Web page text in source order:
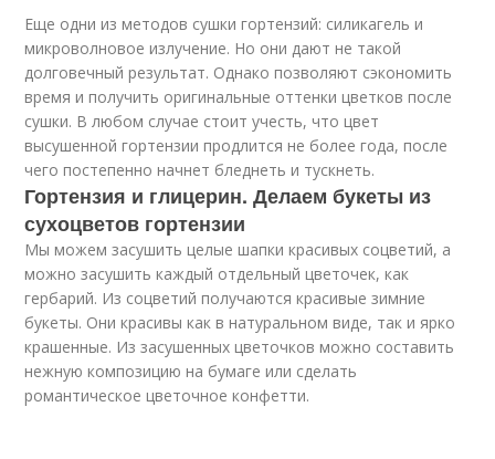
Еще одни из методов сушки гортензий: силикагель и
микроволновое излучение. Но они дают не такой
долговечный результат. Однако позволяют сэкономить
время и получить оригинальные оттенки цветков после
сушки. В любом случае стоит учесть, что цвет
высушенной гортензии продлится не более года, после
чего постепенно начнет бледнеть и тускнеть.
Гортензия и глицерин. Делаем букеты из
сухоцветов гортензии
Мы можем засушить целые шапки красивых соцветий, а
можно засушить каждый отдельный цветочек, как
гербарий. Из соцветий получаются красивые зимние
букеты. Они красивы как в натуральном виде, так и ярко
крашенные. Из засушенных цветочков можно составить
нежную композицию на бумаге или сделать
романтическое цветочное конфетти.